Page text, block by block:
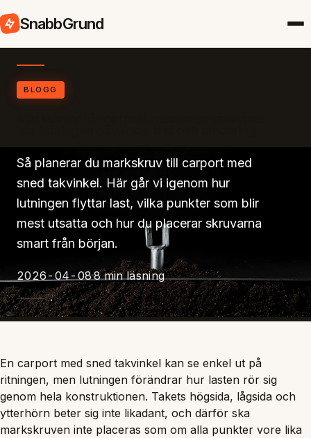
SnabbGrund
BLOGG
Så planerar du markskruv till carport med
sned takvinkel. Här går vi igenom hur
lutningen flyttar last, vilka punkter som blir
mest utsatta och hur du placerar skruvarna
smart från början.
2026-04-088 min läsning
En carport med sned takvinkel kan se enkel ut på
ritningen, men lutningen förändrar hur lasten rör sig
genom hela konstruktionen. Takets högsida, lågsida och
ytterhörn beter sig inte likadant, och därför ska
markskruven inte placeras som om alla punkter vore lika